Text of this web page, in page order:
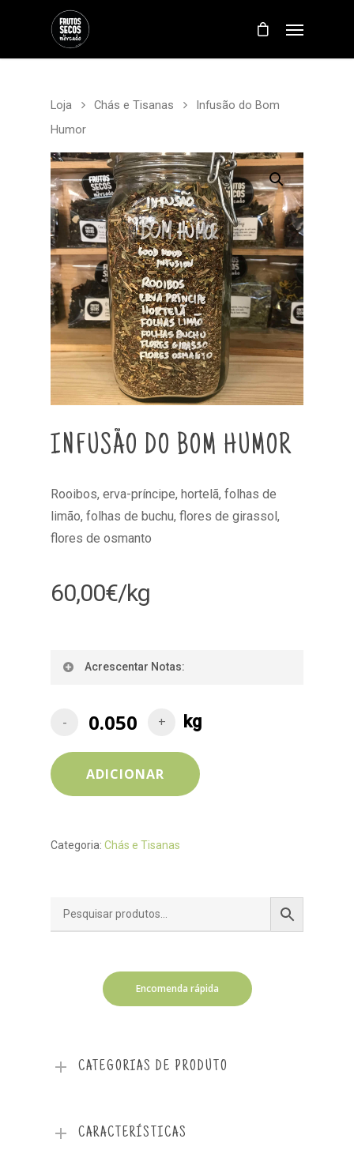
Loja Chás e Tisanas
Infusão do Bom
Humor
INFUSÃO DO BOM HUMOR
Rooibos, erva-príncipe, hortelã, folhas de
limão, folhas de buchu, flores de girassol,
flores de osmanto
60,00€/kg
Acrescentar Notas:
ADICIONAR
Categoria: Chás e Tisanas
Encomenda rápida
CATEGORIAS DE PRODUTO
CARACTERÍSTICAS